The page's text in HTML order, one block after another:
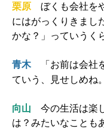
栗原 ぼくも会社を
にはがっくりきまし
かな？」っていうく
青木「お前は会社
ていう、見せしめね。
向山 今の生活は楽
は？みたいなことも